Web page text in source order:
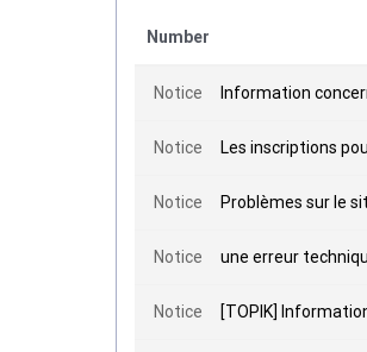
Number
Notice Information
Notice
Notice Problèmes sur le
Notice une erreur
Notice [TOPIK]